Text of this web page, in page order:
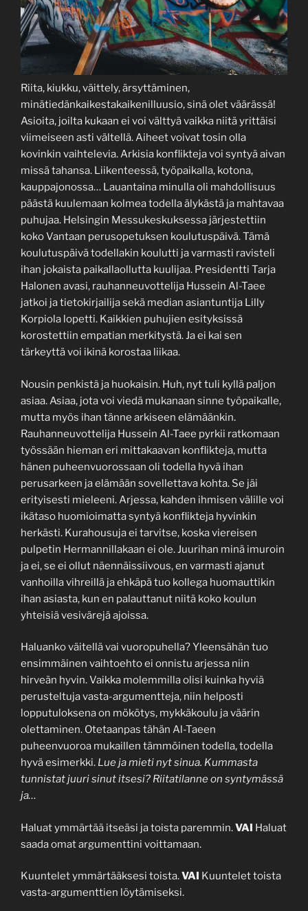
Riita, kiukku, väittely, ärsyttäminen,
minätiedänkaikestakaikenilluusio, sinä olet väärässä!
Asioita, joilta kukaan ei voi välttyä vaikka niitä yrittäisi
viimeiseen asti vältellä. Aiheet voivat tosin olla
kovinkin vaihtelevia. Arkisia konflikteja voi syntyä aivan
missä tahansa. Liikenteessä, työpaikalla, kotona,
kauppajonossa… Lauantaina minulla oli mahdollisuus
päästä kuulemaan kolmea todella älykästä ja mahtavaa
puhujaa. Helsingin Messukeskuksessa järjestettiin
koko Vantaan perusopetuksen koulutuspäivä. Tämä
koulutuspäivä todellakin koulutti ja varmasti ravisteli
ihan jokaista paikallaollutta kuulijaa. Presidentti Tarja
Halonen avasi, rauhanneuvottelija Hussein Al-Taee
jatkoi ja tietokirjailija sekä median asiantuntija Lilly
Korpiola lopetti. Kaikkien puhujien esityksissä
korostettiin empatian merkitystä. Ja ei kai sen
tärkeyttä voi ikinä korostaa liikaa.
Nousin penkistä ja huokaisin. Huh, nyt tuli kyllä paljon
asiaa. Asiaa, jota voi viedä mukanaan sinne työpaikalle,
mutta myös ihan tänne arkiseen elämäänkin.
Rauhanneuvottelija Hussein Al-Taee pyrkii ratkomaan
työssään hieman eri mittakaavan konflikteja, mutta
hänen puheenvuorossaan oli todella hyvä ihan
perusarkeen ja elämään sovellettava kohta. Se jäi
erityisesti mieleeni. Arjessa, kahden ihmisen välille voi
ikätaso huomioimatta syntyä konflikteja hyvinkin
herkästi. Kurahousuja ei tarvitse, koska viereisen
pulpetin Hermannillakaan ei ole. Juurihan minä imuroin
ja ei, se ei ollut näennäissiivous, en varmasti ajanut
vanhoilla vihreillä ja ehkäpä tuo kollega huomauttikin
ihan asiasta, kun en palauttanut niitä koko koulun
yhteisiä vesivärejä ajoissa.
Haluanko väitellä vai vuoropuhella? Yleensähän tuo
ensimmäinen vaihtoehto ei onnistu arjessa niin
hirveän hyvin. Vaikka molemmilla olisi kuinka hyviä
perusteltuja vasta-argumentteja, niin helposti
lopputuloksena on mökötys, mykkäkoulu ja väärin
olettaminen. Otetaanpas tähän Al-Taeen
puheenvuoroa mukaillen tämmöinen todella, todella
hyvä esimerkki. Lue ja mieti nyt sinua. Kummasta
tunnistat juuri sinut itsesi? Riitatilanne on syntymässä
ja…
Haluat ymmärtää itseäsi ja toista paremmin.VAI Haluat
saada omat argumenttini voittamaan.
Kuuntelet ymmärtääksesi toista.VAI Kuuntelet toista
vasta-argumenttien löytämiseksi.